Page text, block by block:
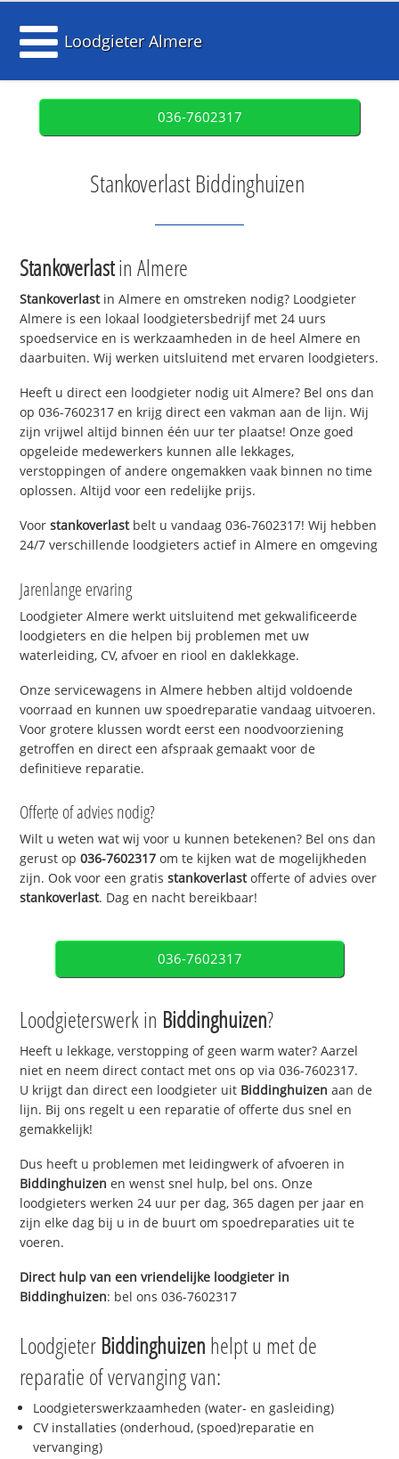
Loodgieter Almere
036-7602317
Stankoverlast Biddinghuizen
Stankoverlastin Almere
Stankoverlastin Almere en omstreken nodig? Loodgieter
Almere is een lokaal loodgietersbedrijf met 24 uurs
spoedservice en is werkzaamheden in de heel Almere en
daarbuiten. Wij werken uitsluitend met ervaren loodgieters.
Heeft u direct een loodgieter nodig uit Almere? Bel ons dan
op 036-7602317 en krijg direct een vakman aan de lijn. Wij
zijn vrijwel altijd binnen één uur ter plaatse! Onze goed
opgeleide medewerkers kunnen alle lekkages,
verstoppingen of andere ongemakken vaak binnen no time
oplossen. Altijd voor een redelijke prijs.
Voorstankoverlastbelt u vandaag 036-7602317! Wij hebben
24/7 verschillende loodgieters actief in Almere en omgeving
Jarenlange ervaring
Loodgieter Almere werkt uitsluitend met gekwalificeerde
loodgieters en die helpen bij problemen met uw
waterleiding, CV, afvoer en riool en daklekkage.
Onze servicewagens in Almere hebben altijd voldoende
voorraad en kunnen uw spoedreparatie vandaag uitvoeren.
Voor grotere klussen wordt eerst een noodvoorziening
getroffen en direct een afspraak gemaakt voor de
definitieve reparatie.
Offerte of advies nodig?
Wilt u weten wat wij voor u kunnen betekenen? Bel ons dan
gerust op036-7602317 om te kijken wat de mogelijkheden
zijn. Ook voor een gratisstankoverlastofferte of advies over
stankoverlast. Dag en nacht bereikbaar!
036-7602317
Loodgieterswerk in Biddinghuizen?
Heeft u lekkage, verstopping of geen warm water? Aarzel
niet en neem direct contact met ons op via 036-7602317.
U krijgt dan direct een loodgieter uit Biddinghuizen aan de
lijn. Bij ons regelt u een reparatie of offerte dus snel en
gemakkelijk!
Dus heeft u problemen met leidingwerk of afvoeren in
Biddinghuizen en wenst snel hulp, bel ons. Onze
loodgieters werken 24 uur per dag, 365 dagen per jaar en
zijn elke dag bij u in de buurt om spoedreparaties uit te
voeren.
Direct hulp van een vriendelijke loodgieter in
Biddinghuizen: bel ons 036-7602317
Loodgieter Biddinghuizen helpt u met de
reparatie of vervanging van:
Loodgieterswerkzaamheden (water- en gasleiding)
CV installaties (onderhoud, (spoed)reparatie en
vervanging)